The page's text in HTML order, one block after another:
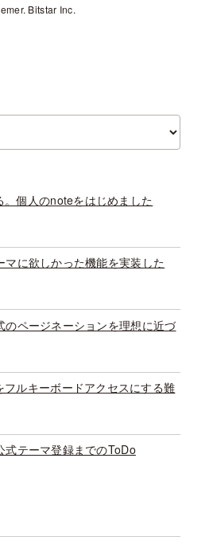
Bitstar Inc.
。個人のnoteをはじめました
マに欲しかった機能を実装した
のページネーションを理想に近づ
フルキーボードアクセスにする難
式テーマ登録までのToDo